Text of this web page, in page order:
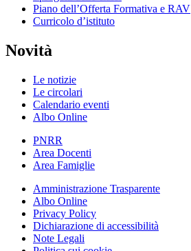
Piano dell’Offerta Formativa e RAV
Curricolo d’istituto
Novità
Le notizie
Le circolari
Calendario eventi
Albo Online
PNRR
Area Docenti
Area Famiglie
Amministrazione Trasparente
Albo Online
Privacy Policy
Dichiarazione di accessibilità
Note Legali